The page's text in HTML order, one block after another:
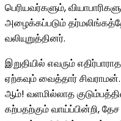
பெரியவர்களும்,
அழைக்கப்படும்
வலியுறுத்தினர்.
இறுதியில் எவரும்
ஏற்கவும் வைத்தார் சிவராமன்.
ஆம்! வளமில்லாத
கற்பதற்கும் வாய்ப்பின்றி,